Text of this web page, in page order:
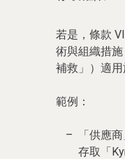
若是，條款
術與組織措
補救」）適
範例：
「供應
存取「